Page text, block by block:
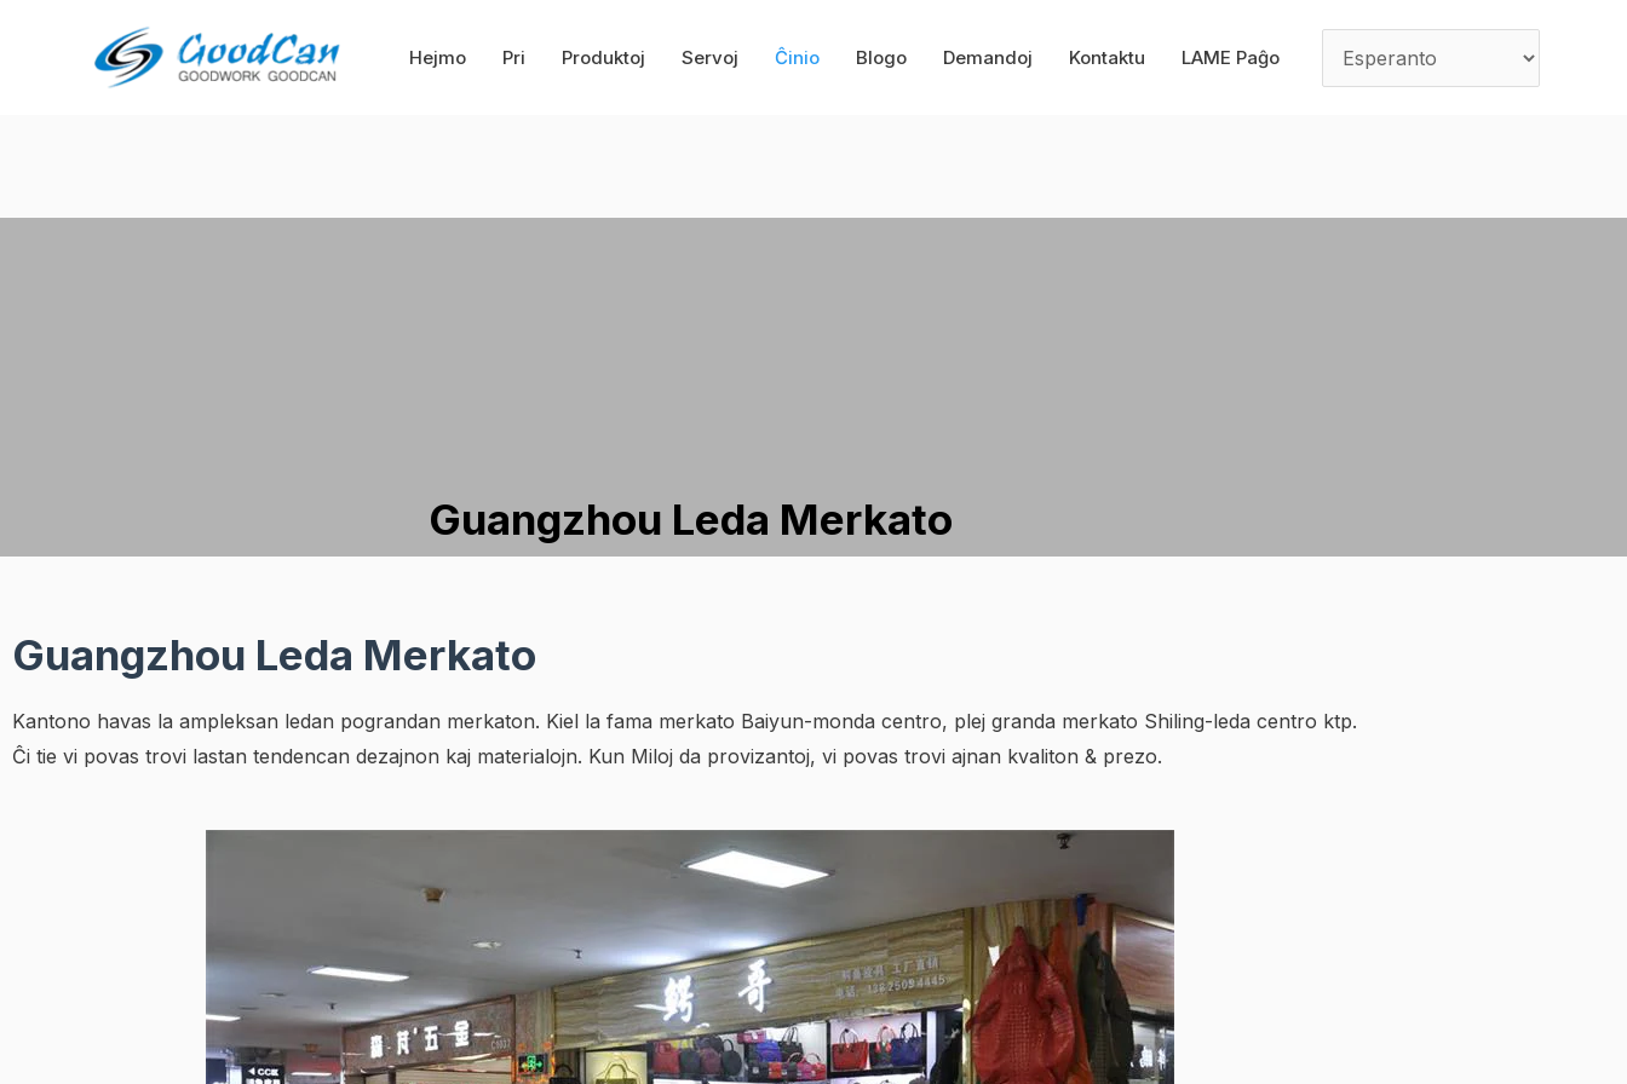
Hejmo Pri Produktoj Servoj Ĉinio Blogo Demandoj Kontaktu LAME Paĝo
Guangzhou Leda Merkato
Guangzhou Leda Merkato
Kantono havas la ampleksan ledan pograndan merkaton. Kiel la fama merkato Baiyun-monda centro, plej granda merkato Shiling-leda centro ktp.
Ĉi tie vi povas trovi lastan tendencan dezajnon kaj materialojn. Kun Miloj da provizantoj, vi povas trovi ajnan kvaliton & prezo.